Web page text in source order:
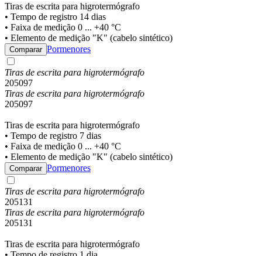
Tiras de escrita para higrotermógrafo
• Tempo de registro 14 dias
• Faixa de medição 0 ... +40 °C
• Elemento de medição "K" (cabelo sintético)
Comparar Pormenores
Tiras de escrita para higrotermógrafo
205097
Tiras de escrita para higrotermógrafo
205097
Tiras de escrita para higrotermógrafo
• Tempo de registro 7 dias
• Faixa de medição 0 ... +40 °C
• Elemento de medição "K" (cabelo sintético)
Comparar Pormenores
Tiras de escrita para higrotermógrafo
205131
Tiras de escrita para higrotermógrafo
205131
Tiras de escrita para higrotermógrafo